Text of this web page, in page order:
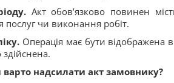
Акт обов’язково повинен
чи виконання робіт.
Операція має бути відображена
варто надсилати акт замовнику?